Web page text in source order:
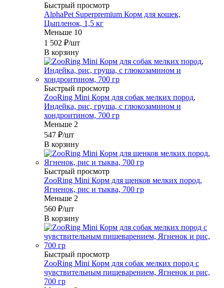
Быстрый просмотр
AlphaPet Superpremium Корм для кошек,
Цыпленок, 1,5 кг
Меньше 10
1 502 ₽/шт
В корзину
Быстрый просмотр
ZooRing Mini Корм для собак мелких пород,
Индейка, рис, груша, с глюкозамином и
хондроитином, 700 гр
Меньше 2
547 ₽/шт
В корзину
Быстрый просмотр
ZooRing Mini Корм для щенков мелких пород,
Ягненок, рис и тыква, 700 гр
Меньше 2
560 ₽/шт
В корзину
Быстрый просмотр
ZooRing Mini Корм для собак мелких пород с
чувствительным пищеварением, Ягненок и рис,
700 гр